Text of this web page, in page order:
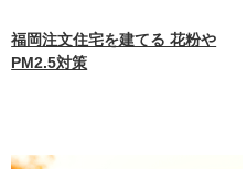
福岡注文住宅を建てる 花粉や
PM2.5対策